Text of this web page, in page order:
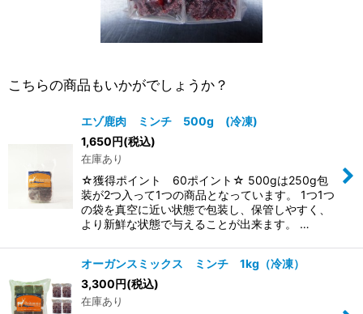
こちらの商品もいかがでしょうか？
エゾ鹿肉 ミンチ 500g (冷凍)
1,650円(税込)
在庫あり
☆獲得ポイント 60ポイント☆ 500gは250g包
装が2つ入って1つの商品となっています。 1つ1つ
の袋を真空に近い状態で包装し、保管しやすく、
より新鮮な状態で与えることが出来ます。 …
オーガンスミックス ミンチ 1kg（冷凍）
3,300円(税込)
在庫あり